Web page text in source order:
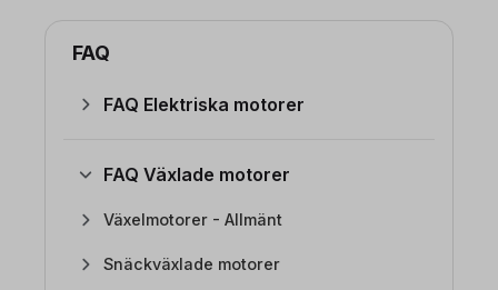
FAQ
FAQ Elektriska motorer
FAQ Växlade motorer
Växelmotorer - Allmänt
Snäckväxlade motorer